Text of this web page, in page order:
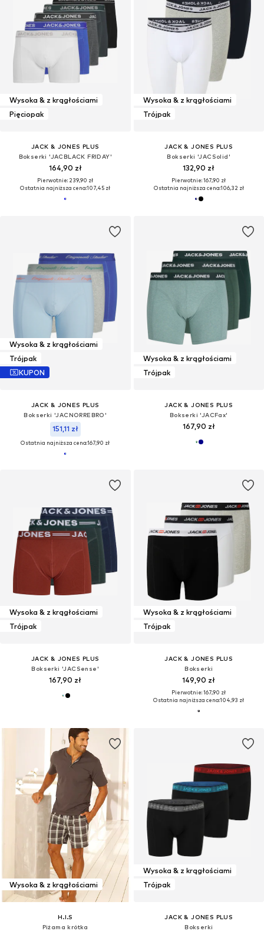
Wysoka & z krągłościami
Pięciopak
JACK & JONES PLUS
Bokserki 'JACBLACK FRIDAY'
164,90 zł
Pierwotnie: 239,90 zł
Ostatnia najniższa cena:107,45 zł
Wysoka & z krągłościami
Trójpak
JACK & JONES PLUS
Bokserki 'JACSolid'
132,90 zł
Pierwotnie: 167,90 zł
Ostatnia najniższa cena:106,32 zł
Wysoka & z krągłościami
Trójpak
KUPON
JACK & JONES PLUS
Bokserki 'JACNORREBRO'
151,11 zł
Ostatnia najniższa cena:167,90 zł
Wysoka & z krągłościami
Trójpak
JACK & JONES PLUS
Bokserki 'JACFax'
167,90 zł
Wysoka & z krągłościami
Trójpak
JACK & JONES PLUS
Bokserki 'JACSense'
167,90 zł
Wysoka & z krągłościami
Trójpak
JACK & JONES PLUS
Bokserki
149,90 zł
Pierwotnie: 167,90 zł
Ostatnia najniższa cena:104,93 zł
Wysoka & z krągłościami
H.I.S
Piżama krótka
Wysoka & z krągłościami
Trójpak
JACK & JONES PLUS
Bokserki